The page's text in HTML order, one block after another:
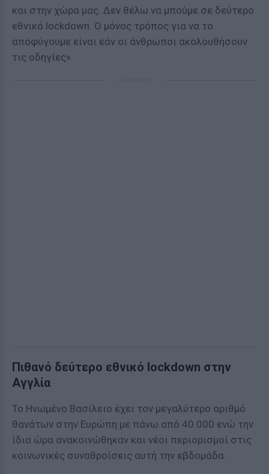
και στην χώρα μας. Δεν θέλω να μπούμε σε δεύτερο
εθνικό lockdown. Ο μόνος τρόπος για να το
αποφύγουμε είναι εάν οι άνθρωποι ακολουθήσουν
τις οδηγίες».
Πιθανό δεύτερο εθνικό lockdown στην
Αγγλία
Το Ηνωμένο Βασίλειο έχει τον μεγαλύτερο αριθμό
θανάτων στην Ευρώπη με πάνω από 40.000 ενώ την
ίδια ώρα ανακοινώθηκαν και νέοι περιορισμοί στις
κοινωνικές συναθροίσεις αυτή την εβδομάδα.